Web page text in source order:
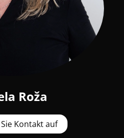
Roža
Kontakt auf